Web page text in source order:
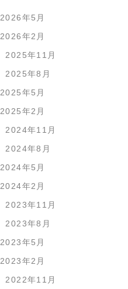
2026年5月
2026年2月
2025年11月
2025年8月
2025年5月
2025年2月
2024年11月
2024年8月
2024年5月
2024年2月
2023年11月
2023年8月
2023年5月
2023年2月
2022年11月